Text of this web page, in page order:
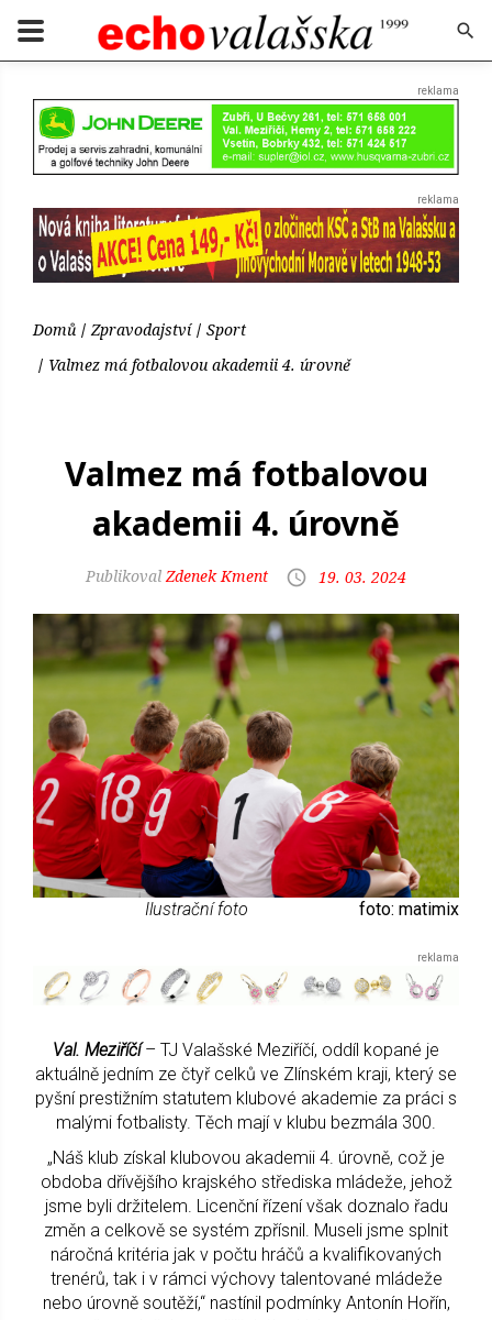
Domů Zpravodajství
Sport
Valmez má fotbalovou akademii 4. úrovně
Valmez má fotbalovou
akademii 4. úrovně
Zdenek Kment 19. 03. 2024
Ilustrační foto foto: matimix
Val. Meziříčí – TJ Valašské Meziříčí, oddíl kopané je
aktuálně jedním ze čtyř celků ve Zlínském kraji, který se
pyšní prestižním statutem klubové akademie za práci s
malými fotbalisty. Těch mají v klubu bezmála 300.
„Náš klub získal klubovou akademii 4. úrovně, což je
obdoba dřívějšího krajského střediska mládeže, jehož
jsme byli držitelem. Licenční řízení však doznalo řadu
změn a celkově se systém zpřísnil. Museli jsme splnit
náročná kritéria jak v počtu hráčů a kvalifikovaných
trenérů, tak i v rámci výchovy talentované mládeže
nebo úrovně soutěží,“ nastínil podmínky Antonín Hořín,